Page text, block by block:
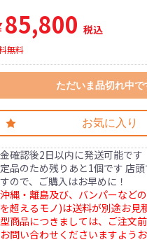
85,800 税込
無料
ただいま品切れ中で
お気に入り
確認後2日以内に発送可能です
品のため残りあと1個です 店
ので、ご購入はお早めに！
縄・離島及び、バンパーなど
超えるモノ)は送料が別途お見
商品につきましては、ご注文
問い合わせくださいますようお